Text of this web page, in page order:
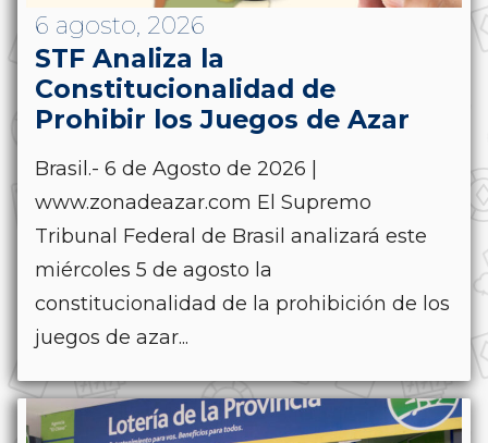
6 agosto, 2026
STF Analiza la
Constitucionalidad de
Prohibir los Juegos de Azar
Brasil.- 6 de Agosto de 2026 |
www.zonadeazar.com El Supremo
Tribunal Federal de Brasil analizará este
miércoles 5 de agosto la
constitucionalidad de la prohibición de los
juegos de azar...